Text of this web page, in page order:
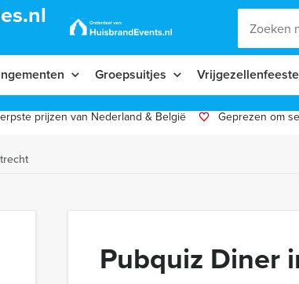
Groepsuitjes
prijzen van Nederland & België Geprezen om
Pubquiz Diner